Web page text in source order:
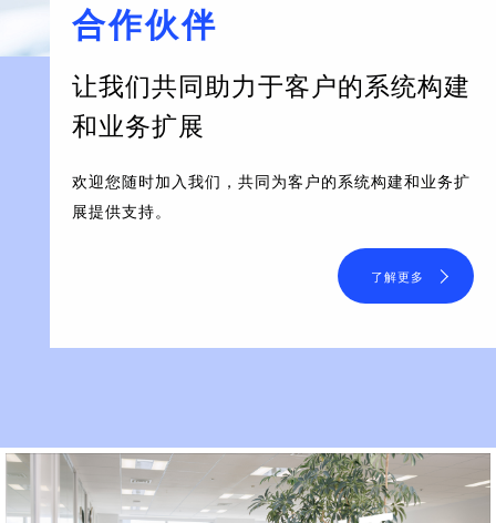
合作伙伴
让我们共同助力于客户的系统构建
和业务扩展
欢迎您随时加入我们，共同为客户的系统构建和业务扩
展提供支持。
了解更多